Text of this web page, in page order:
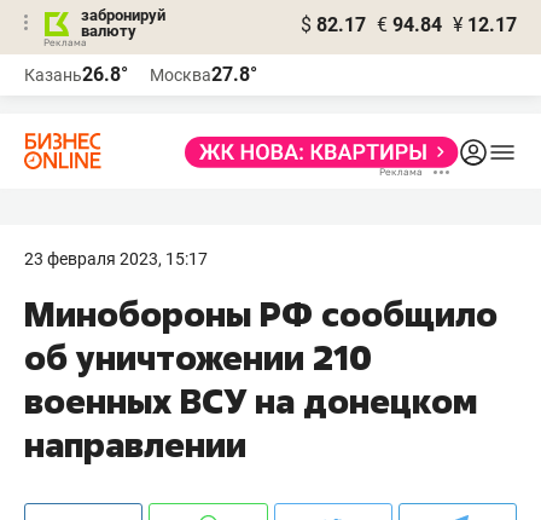
забронируй
валюту
$ 82.17 € 94.84 ¥ 12.17
Казань26.8° Москва27.8°
23 февраля 2023, 15:17
Минобороны РФ сообщило
об уничтожении 210
военных ВСУ на донецком
направлении